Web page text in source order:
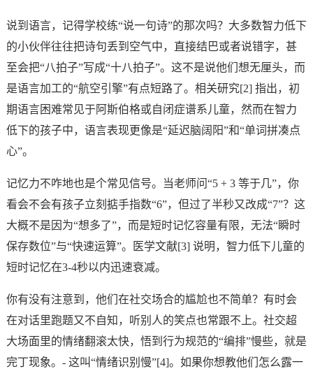
说到语言，记得学校练“说一句诗”的那次吗？大多数智力低下
的小伙伴往往把诗句丢到空气中，直接结巴或者说错字，甚
至会把“八拍子”写成“十八拍子”。这不是说他们想无厘头，而
是语言加工的“航空引擎”有点短路了。相关研究[2] 指出，初
期语言困难常见于阿斯伯格或自闭症谱系儿童，然而在智力
低下的孩子中，语言表现更像是“延迟脑阔阳”和“单词拼凑点
心”。
记忆力不咋地也是个常见信号。当老师问“5 + 3 等于几”，你
看会不会有孩子立刻掂手指数“6”，但过了半秒又改成“7”？这
大概不是因为“想多了”，而是短时记忆容量有限，无法“瞬时
保存数位”与“快速运算”。医学文献[3] 说明，智力低下儿童的
短时记忆在3-4秒以内迅速衰减。
你有没有注意到，他们在社交场合的尴尬也不简单？有时会
在对话里跑题又不自知，听别人的笑点也常跟不上。社交超
大场面里的情绪翻滚太快，悟到行为规范的“编排”慢些，就是
完丁现象。- 这叫“情绪识别慢”[4]。如果你想教他们怎么露一